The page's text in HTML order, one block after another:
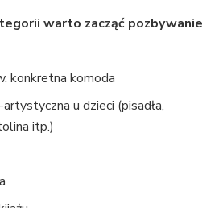
warto zacząć pozbywanie
konkretna komoda
u dzieci (pisadła,
itp.)